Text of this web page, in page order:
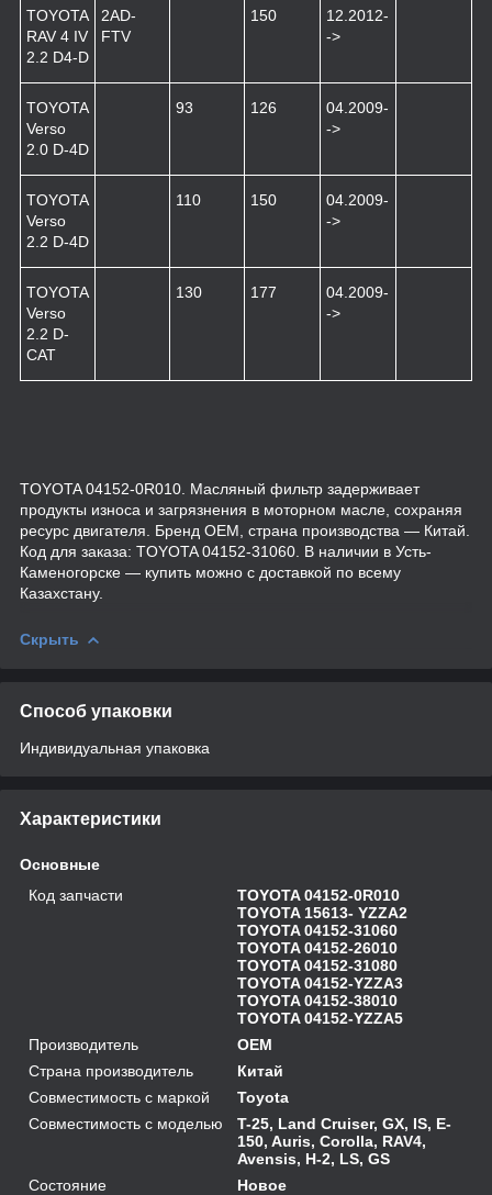
TOYOTA
RAV 4 IV
2.2 D4-D
2AD-
FTV
150
12.2012-
->
TOYOTA
Verso
2.0 D-4D
93 126
04.2009-
->
TOYOTA
Verso
2.2 D-4D
110 150
04.2009-
->
TOYOTA
Verso
2.2 D-
CAT
130 177
04.2009-
->
TOYOTA 04152-0R010. Масляный фильтр задерживает
продукты износа и загрязнения в моторном масле, сохраняя
ресурс двигателя. Бренд OEM, страна производства — Китай.
Код для заказа: TOYOTA 04152-31060. В наличии в Усть-
Каменогорске — купить можно с доставкой по всему
Казахстану.
Скрыть
Способ упаковки
Индивидуальная упаковка
Характеристики
Основные
Код запчасти
TOYOTA 04152-0R010
TOYOTA 15613- YZZA2
TOYOTA 04152-31060
TOYOTA 04152-26010
TOYOTA 04152-31080
TOYOTA 04152-YZZA3
TOYOTA 04152-38010
TOYOTA 04152-YZZA5
Производитель
OEM
Страна производитель
Китай
Совместимость с маркой
Toyota
Совместимость с моделью
T-25, Land Cruiser, GX, IS, E-
150, Auris, Corolla, RAV4,
Avensis, H-2, LS, GS
Состояние
Новое